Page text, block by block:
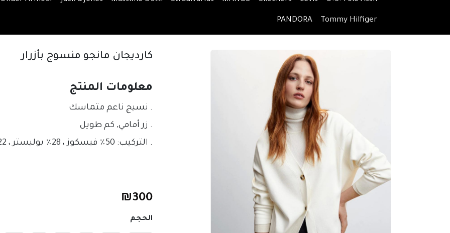
Tommy Hilfiger
PANDORA
كارديجان مانجو منسوج بأزرار
معلومات المنتج
. نسيج ناعم متماسك
. زر أمامي, كم طويل
. التركيب: 50٪ فيسكوز ، 28٪ بوليستر ، 22٪ بولي أميد
₪300
الحجم